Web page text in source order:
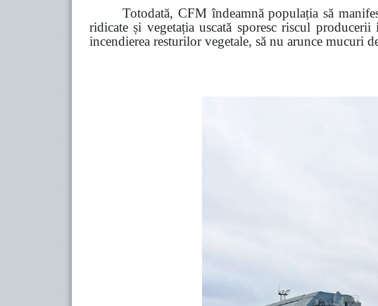
Totodată, CFM îndeamnă populația să
ridicate și vegetația uscată sporesc riscul
incendierea resturilor vegetale, să nu arunce mucuri